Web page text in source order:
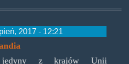
2017 - 12:21
jedyny z krajów Unii